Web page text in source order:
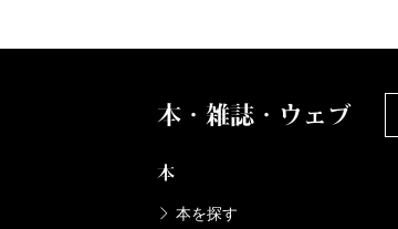
本・雑誌・ウェブ
本
本を探す